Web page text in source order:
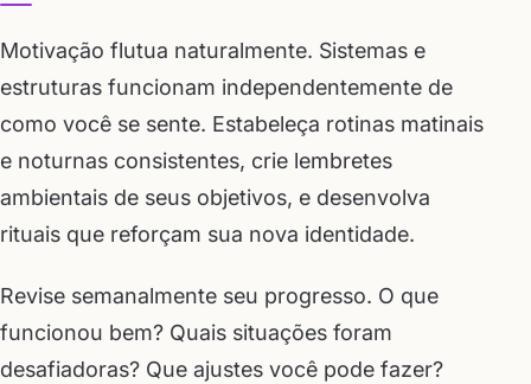
Motivação flutua naturalmente. Sistemas e
estruturas funcionam independentemente de
como você se sente. Estabeleça rotinas matinais
e noturnas consistentes, crie lembretes
ambientais de seus objetivos, e desenvolva
rituais que reforçam sua nova identidade.
Revise semanalmente seu progresso. O que
funcionou bem? Quais situações foram
desafiadoras? Que ajustes você pode fazer?